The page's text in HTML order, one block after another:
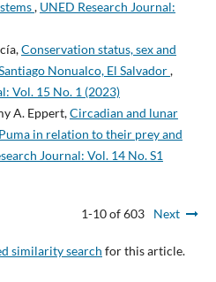
, UNED Research Journal:
Conservation status, sex and
Nonualco, El Salvador,
Vol. 15 No. 1 (2023)
A. Eppert,Circadian and lunar
in relation to their prey and
Journal: Vol. 14 No. S1
1-10 of 603 Next
similarity search for this article.